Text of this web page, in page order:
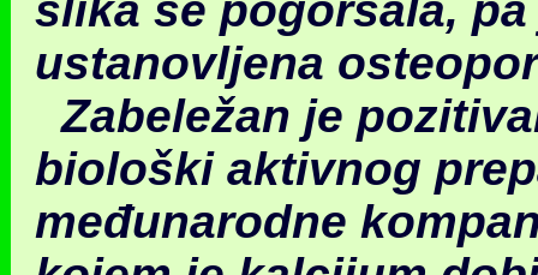
ustanovljena
Zabeležan je
biološki aktivnog
međunarodne